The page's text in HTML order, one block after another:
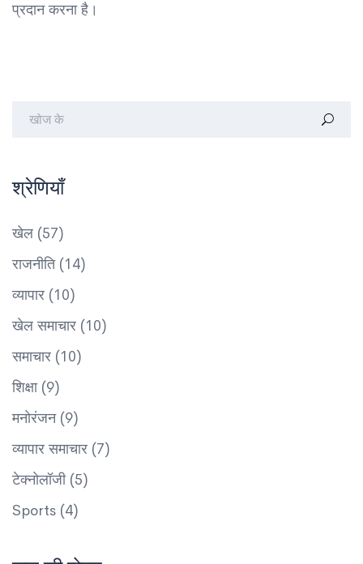
प्रदान करना है।
श्रेणियाँ
खेल (57)
राजनीति (14)
व्यापार (10)
खेल समाचार (10)
समाचार (10)
शिक्षा (9)
मनोरंजन (9)
व्यापार समाचार (7)
टेक्नोलॉजी (5)
Sports (4)